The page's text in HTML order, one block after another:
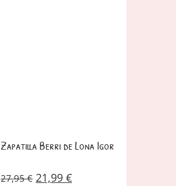
Zapatilla Berri de Lona Igor
27,95€ 21,99 €